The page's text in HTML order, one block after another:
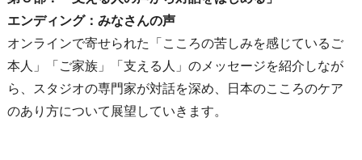
エンディング：みなさんの声
オンラインで寄せられた「こころの苦しみを感じているご
本人」「ご家族」「支える人」のメッセージを紹介しなが
ら、スタジオの専門家が対話を深め、日本のこころのケア
のあり方について展望していきます。